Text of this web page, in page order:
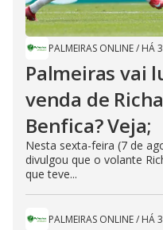
PALMEIRAS ONLINE/ HÁ
Palmeiras vai
venda de
Benfica? Veja;
Nesta sexta-feira (7 de
divulgou que o volante
que teve...
PALMEIRAS ONLINE/ HÁ